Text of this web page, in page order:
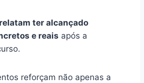
relatam ter alcançado
e reais após a
reforçam não apenas a